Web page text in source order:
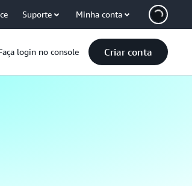
Suporte Minha conta
login no console Criar conta